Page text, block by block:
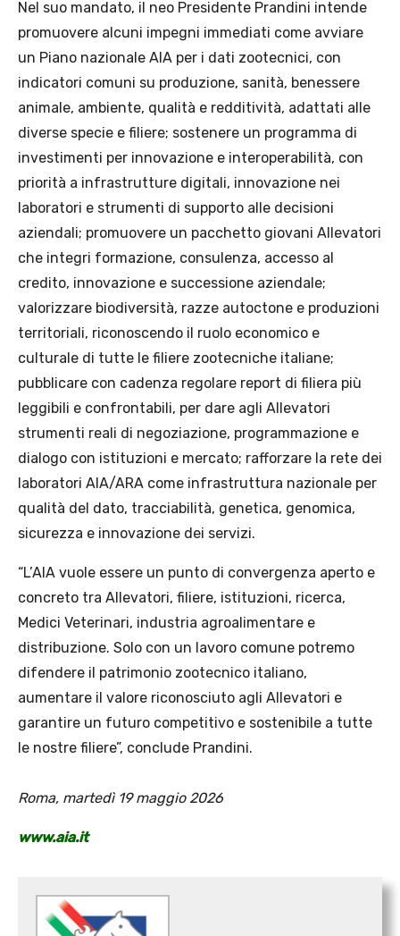
Nel suo mandato, il neo Presidente Prandini intende
promuovere alcuni impegni immediati come avviare
un Piano nazionale AIA per i dati zootecnici, con
indicatori comuni su produzione, sanità, benessere
animale, ambiente, qualità e redditività, adattati alle
diverse specie e filiere; sostenere un programma di
investimenti per innovazione e interoperabilità, con
priorità a infrastrutture digitali, innovazione nei
laboratori e strumenti di supporto alle decisioni
aziendali; promuovere un pacchetto giovani Allevatori
che integri formazione, consulenza, accesso al
credito, innovazione e successione aziendale;
valorizzare biodiversità, razze autoctone e produzioni
territoriali, riconoscendo il ruolo economico e
culturale di tutte le filiere zootecniche italiane;
pubblicare con cadenza regolare report di filiera più
leggibili e confrontabili, per dare agli Allevatori
strumenti reali di negoziazione, programmazione e
dialogo con istituzioni e mercato; rafforzare la rete dei
laboratori AIA/ARA come infrastruttura nazionale per
qualità del dato, tracciabilità, genetica, genomica,
sicurezza e innovazione dei servizi.
“L’AIA vuole essere un punto di convergenza aperto e
concreto tra Allevatori, filiere, istituzioni, ricerca,
Medici Veterinari, industria agroalimentare e
distribuzione. Solo con un lavoro comune potremo
difendere il patrimonio zootecnico italiano,
aumentare il valore riconosciuto agli Allevatori e
garantire un futuro competitivo e sostenibile a tutte
le nostre filiere”, conclude Prandini.
Roma, martedì 19 maggio 2026
www.aia.it